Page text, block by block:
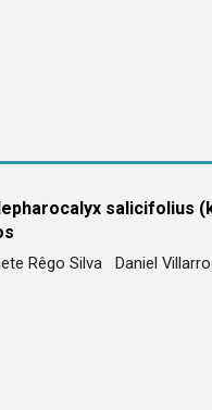
salicifolius
Rêgo SilvaDaniel